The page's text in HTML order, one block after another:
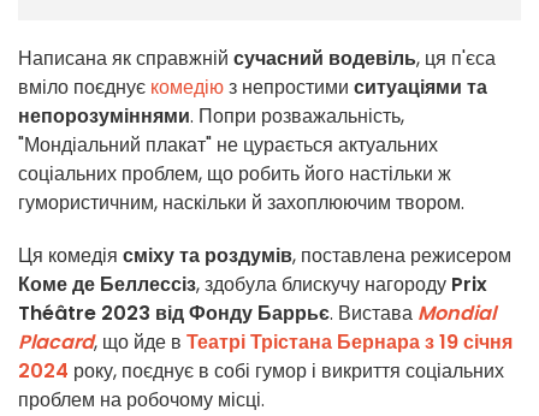
Написана як справжній сучасний водевіль, ця п'єса
вміло поєднує комедіюз непростими ситуаціями та
непорозуміннями. Попри розважальність,
"Мондіальний плакат" не цурається актуальних
соціальних проблем, що робить його настільки ж
гумористичним, наскільки й захоплюючим твором.
Ця комедія сміху та роздумів, поставлена режисером
Коме де Беллессіз, здобула блискучу нагороду Prix
Théâtre 2023 від Фонду Баррьє. Вистава Mondial
Placard, що йде в Театрі Трістана Бернара з 19 січня
2024 року, поєднує в собі гумор і викриття соціальних
проблем на робочому місці.